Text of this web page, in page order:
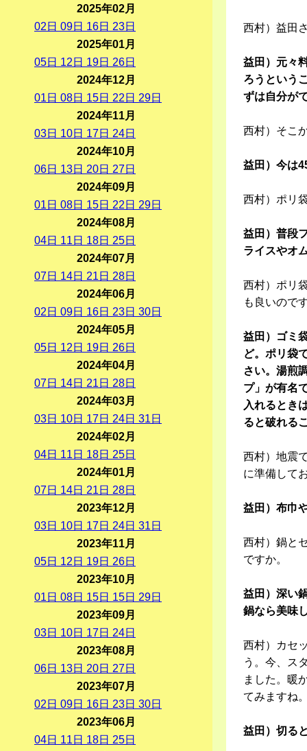
西村）益田
益田）元々
ろうという
ずは自分が
西村）そこ
益田）今は
西村）ポリ
益田）普段
ライスやオ
西村）ポリ
も良いので
益田）ゴミ
ど。ポリ袋
さい。湯煎
プ」が有名
入れるとき
ると破れる
西村）地震
に準備して
益田）布巾
西村）鍋と
ですか。
益田）深い
鍋なら美味
西村）カセ
う。今、ス
ました。暖
てみますね
益田）切る
2025年02月
02 日 09日 16日 23日
2025年01月
05日 12 日 19日 26日
2024年12月
01 日 08日 15日 22 日 29日
2024年11月
03日 10日 17日 24日
2024年10月
06日 13日 20日 27日
2024年09月
01 日 08日 15日 22 日 29日
2024年08月
04日 11 日 18日 25日
2024年07月
07日 14日 21 日 28日
2024年06月
02 日 09日 16日 23日 30日
2024年05月
05日 12 日 19日 26日
2024年04月
07日 14日 21 日 28日
2024年03月
03日 10日 17日 24日 31 日
2024年02月
04日 11 日 18日 25日
2024年01月
07日 14日 21 日 28日
2023年12月
03日 10日 17日 24日 31 日
2023年11月
05日 12 日 19日 26日
2023年10月
01 日 08日 15日 15日 29日
2023年09月
03日 10日 17日 24日
2023年08月
06日 13日 20日 27日
2023年07月
02 日 09日 16日 23日 30日
2023年06月
04日 11 日 18日 25日